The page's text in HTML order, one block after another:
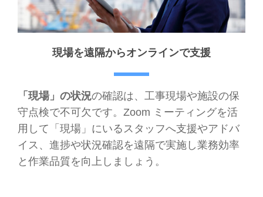
現場を遠隔からオンラインで支援
「現場」の状況の確認は、工事現場や施設の保
守点検で不可欠です。Zoom ミーティングを活
用して「現場」にいるスタッフへ支援やアドバ
イス、進捗や状況確認を遠隔で実施し業務効率
と作業品質を向上しましょう。